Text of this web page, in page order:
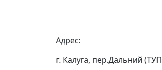
Адрес:
г. Калуга, пер.Дальний